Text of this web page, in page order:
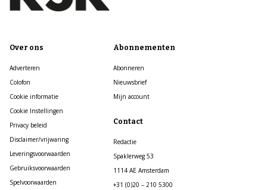
Over ons
Adverteren
Colofon
Cookie informatie
Cookie Instellingen
Privacy beleid
Disclaimer/vrijwaring
Leveringsvoorwaarden
Gebruiksvoorwaarden
Spelvoorwaarden
Abonnementen
Abonneren
Nieuwsbrief
Mijn account
Contact
Redactie
Spaklerweg 53
1114 AE Amsterdam
+31 (0)20 – 210 5300